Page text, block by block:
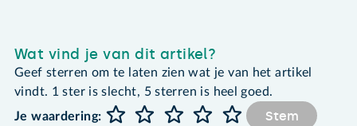
Wat vind je van dit artikel?
Geef sterren om te laten zien wat je van het artikel
vindt. 1 ster is slecht, 5 sterren is heel goed.
Je waardering:
Stem